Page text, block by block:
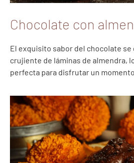
Chocolate con
El exquisito sabor del chocolate
crujiente de láminas de almendra,
perfecta para disfrutar un